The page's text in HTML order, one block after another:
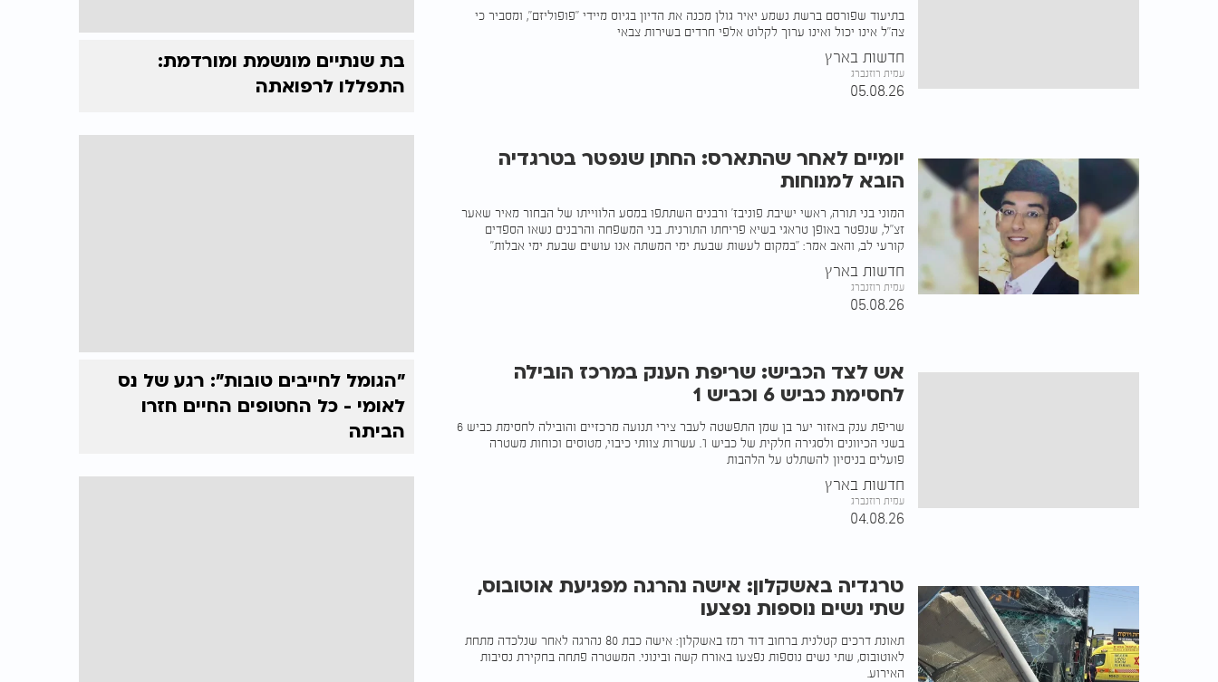
בתיעוד שפורסם ברשת נשמע יאיר גולן מכנה את הדיון בגיוס מיידי "פופוליזם", ומסביר כי
צה"ל אינו יכול ואינו ערוך לקלוט אלפי חרדים בשירות צבאי
חדשות בארץ
עמית רוזנברג
05.08.26
יומיים לאחר שהתארס: החתן שנפטר בטרגדיה
הובא למנוחות
המוני בני תורה, ראשי ישיבת פוניבז' ורבנים השתתפו במסע הלווייתו של הבחור מאיר שאער
זצ"ל, שנפטר באופן טראגי בשיא פריחתו התורנית. בני המשפחה והרבנים נשאו הספדים
קורעי לב, והאב אמר: "במקום לעשות שבעת ימי המשתה אנו עושים שבעת ימי אבלות"
חדשות בארץ
עמית רוזנברג
05.08.26
אש לצד הכביש: שריפת הענק במרכז הובילה
לחסימת כביש 6 וכביש 1
שריפת ענק באזור יער בן שמן התפשטה לעבר צירי תנועה מרכזיים והובילה לחסימת כביש 6
בשני הכיוונים ולסגירה חלקית של כביש 1. עשרות צוותי כיבוי, מטוסים וכוחות משטרה
פועלים בניסיון להשתלט על הלהבות
חדשות בארץ
עמית רוזנברג
04.08.26
טרגדיה באשקלון: אישה נהרגה מפגיעת אוטובוס,
שתי נשים נוספות נפצעו
תאונת דרכים קטלנית ברחוב דוד רמז באשקלון: אישה כבת 80 נהרגה לאחר שנלכדה מתחת
לאוטובוס, שתי נשים נוספות נפצעו באורח קשה ובינוני. המשטרה פתחה בחקירת נסיבות
האירוע.
בת שנתיים מונשמת ומורדמת:
התפללו לרפואתה
"הגומל לחייבים טובות": רגע של נס
לאומי - כל החטופים החיים חזרו
הביתה